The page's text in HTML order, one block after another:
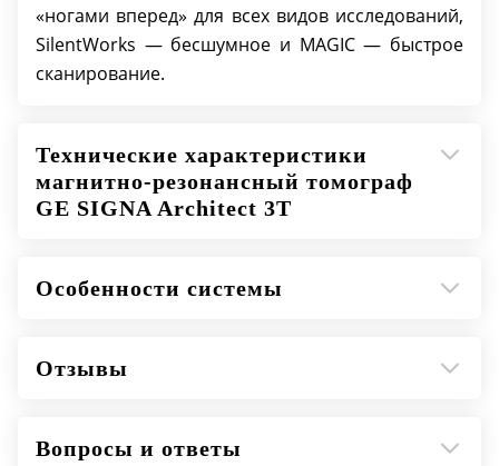
«ногами вперед» для всех видов исследований,
SilentWorks — бесшумное и MAGIC — быстрое
сканирование.
Технические характеристики
магнитно-резонансный томограф
GE SIGNA Architect 3T
Особенности системы
Отзывы
Вопросы и ответы